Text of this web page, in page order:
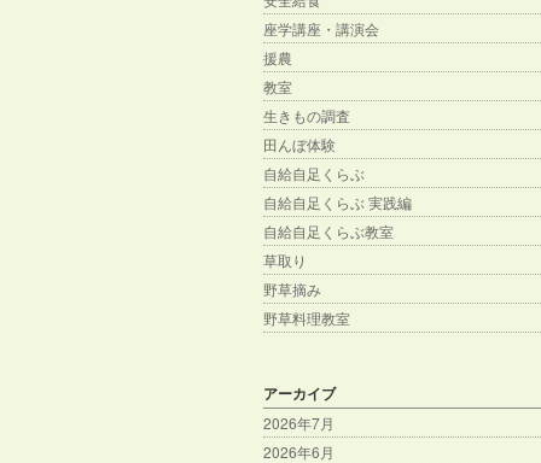
座学講座・講演会
援農
教室
生きもの調査
田んぼ体験
自給自足くらぶ
自給自足くらぶ 実践編
自給自足くらぶ教室
草取り
野草摘み
野草料理教室
アーカイブ
2026年7月
2026年6月